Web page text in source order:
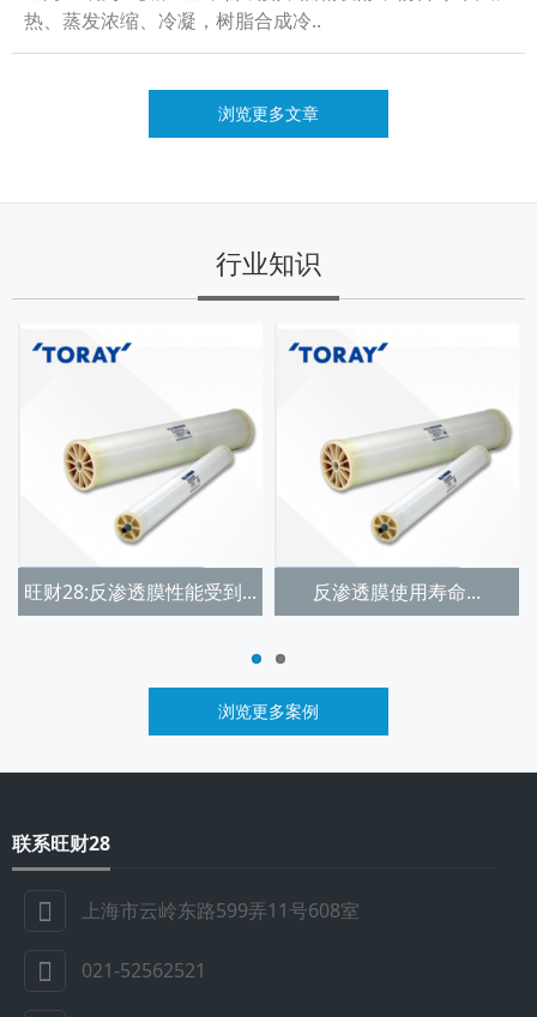
热、蒸发浓缩、冷凝，树脂合成冷..
浏览更多文章
行业知识
旺财28:反渗透膜性能受到... 反渗透膜使用寿命...
浏览更多案例
联系旺财28
上海市云岭东路599弄11号608室
021-52562521